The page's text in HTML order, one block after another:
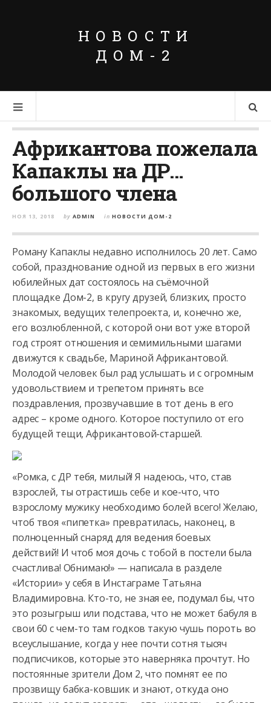
НОВОСТИ
ДОМ-2
Африкантова пожелала
Капаклы на ДР…
большого члена
НОЯ 13, 2018 by ADMIN in НОВОСТИ ДОМ-2
Роману Капаклы недавно исполнилось 20 лет. Само
собой, празднование одной из первых в его жизни
юбилейных дат состоялось на съёмочной
площадке Дом-2, в кругу друзей, близких, просто
знакомых, ведущихтелепроекта, и, конечно же,
его возлюбленной, с которой они вот уже второй
год строят отношения и семимильными шагами
движутся к свадьбе, Мариной Африкантовой.
Молодой человек был рад услышать и с огромным
удовольствием и трепетом принять все
поздравления, прозвучавшие в тот день в его
адрес – кроме одного. Которое поступило от его
будущей тещи, Африкантовой-старшей.
«Ромка, с ДР тебя, милый! Я надеюсь, что, став
взрослей, ты отрастишь себе и кое-что, что
взрослому мужику необходимо болей всего! Желаю,
чтоб твоя «пипетка» превратилась, наконец, в
полноценный снаряд для ведения боевых
действий! И чтоб моя дочь с тобой в постели была
счастлива! Обнимаю!» — написала в разделе
«Истории» у себя в Инстаграме Татьяна
Владимировна. Кто-то, не зная ее, подумал бы, что
это розыгрыш или подстава, что не может бабуля в
свои 60 с чем-то там годков такую чушь пороть во
всеуслышание, когда у нее почти сотня тысяч
подписчиков, которые это наверняка прочтут. Но
постоянные зрители Дом 2, что помнят ее по
прозвищу бабка-ковшик и знают, откуда оно